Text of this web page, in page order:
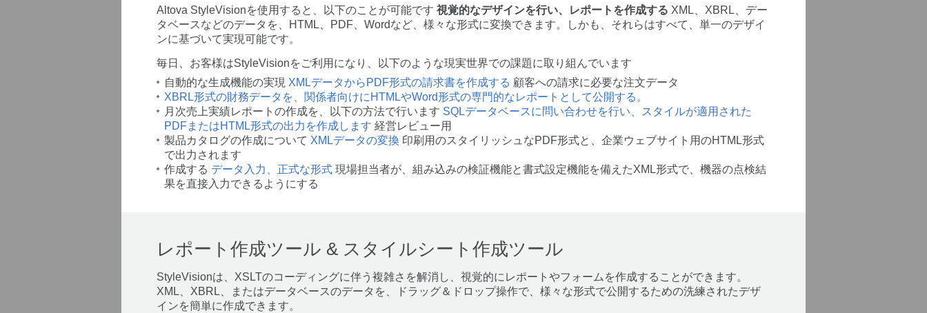
Altova StyleVisionを使用すると、以下のことが可能です 視覚的なデザインを行い、レポートを作成する XML、XBRL、デー
タベースなどのデータを、HTML、PDF、Wordなど、様々な形式に変換できます。しかも、それらはすべて、単一のデザイ
ンに基づいて実現可能です。
毎日、お客様はStyleVisionをご利用になり、以下のような現実世界での課題に取り組んでいます
自動的な生成機能の実現 XMLデータからPDF形式の請求書を作成する 顧客への請求に必要な注文データ
XBRL形式の財務データを、関係者向けにHTMLやWord形式の専門的なレポートとして公開する。
月次売上実績レポートの作成を、以下の方法で行います SQLデータベースに問い合わせを行い、スタイルが適用された
PDFまたはHTML形式の出力を作成します 経営レビュー用
製品カタログの作成について XMLデータの変換 印刷用のスタイリッシュなPDF形式と、企業ウェブサイト用のHTML形式
で出力されます
作成する データ入力、正式な形式現場担当者が、組み込みの検証機能と書式設定機能を備えたXML形式で、機器の点検結
果を直接入力できるようにする
レポート作成ツール & スタイルシート作成ツール
StyleVisionは、XSLTのコーディングに伴う複雑さを解消し、視覚的にレポートやフォームを作成することができます。
XML、XBRL、またはデータベースのデータを、ドラッグ＆ドロップ操作で、様々な形式で公開するための洗練されたデザ
インを簡単に作成できます。